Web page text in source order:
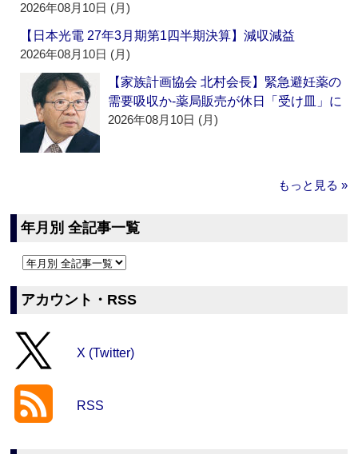
2026年08月10日 (月)
【日本光電 27年3月期第1四半期決算】減収減益
2026年08月10日 (月)
【家族計画協会 北村会長】緊急避妊薬の
需要吸収か‐薬局販売が休日「受け皿」に
2026年08月10日 (月)
もっと見る »
年月別 全記事一覧
アカウント・RSS
X (Twitter)
RSS